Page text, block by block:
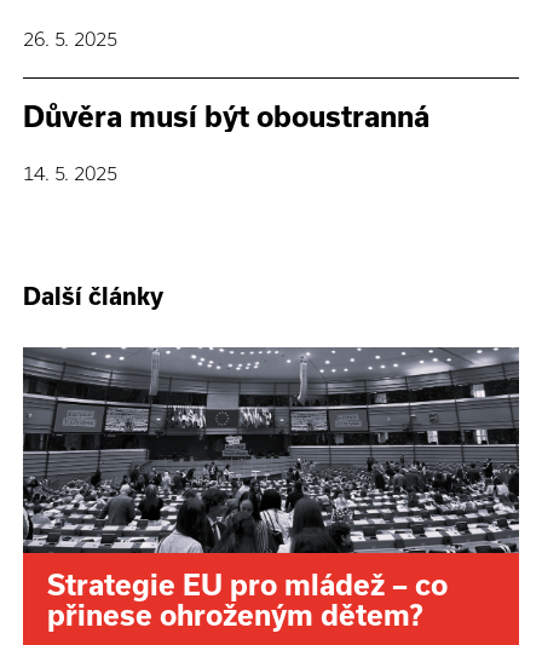
26. 5. 2025
Důvěra musí být oboustranná
14. 5. 2025
Další články
Strategie EU pro mládež – co
přinese ohroženým dětem?